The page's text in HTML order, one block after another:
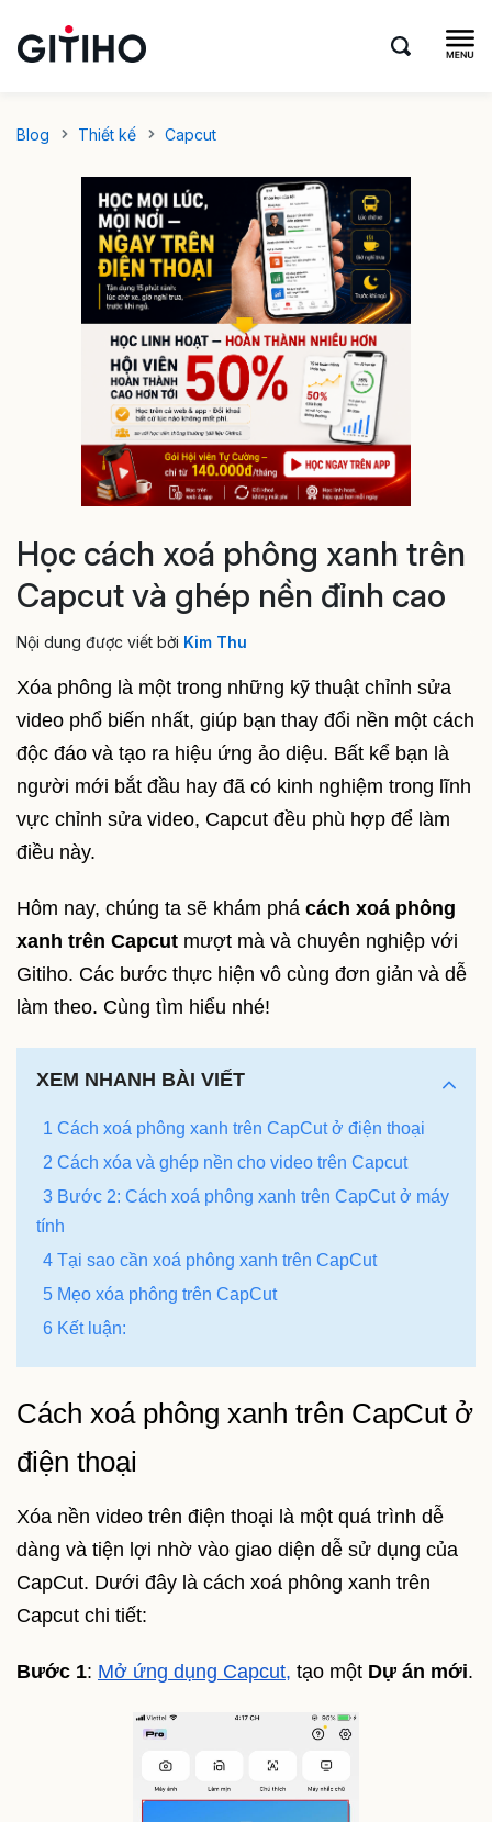
Blog Thiết kế Capcut
Học cách xoá phông xanh trên
Capcut và ghép nền đỉnh cao
Nội dung được viết bởi Kim Thu
Xóa phông là một trong những kỹ thuật chỉnh sửa
video phổ biến nhất, giúp bạn thay đổi nền một cách
độc đáo và tạo ra hiệu ứng ảo diệu. Bất kể bạn là
người mới bắt đầu hay đã có kinh nghiệm trong lĩnh
vực chỉnh sửa video, Capcut đều phù hợp để làm
điều này.
Hôm nay, chúng ta sẽ khám phá cách xoá phông
xanh trên Capcut mượt mà và chuyên nghiệp với
Gitiho. Các bước thực hiện vô cùng đơn giản và dễ
làm theo. Cùng tìm hiểu nhé!
XEM NHANH BÀI VIẾT
1 Cách xoá phông xanh trên CapCut ở điện thoại
2 Cách xóa và ghép nền cho video trên Capcut
3 Bước 2: Cách xoá phông xanh trên CapCut ở máy
tính
4 Tại sao cần xoá phông xanh trên CapCut
5 Mẹo xóa phông trên CapCut
6 Kết luận:
Cách xoá phông xanh trên CapCut ở
điện thoại
Xóa nền video trên điện thoại là một quá trình dễ
dàng và tiện lợi nhờ vào giao diện dễ sử dụng của
CapCut. Dưới đây là cách xoá phông xanh trên
Capcut chi tiết:
Bước 1: Mở ứng dụng Capcut, tạo một Dự án mới.